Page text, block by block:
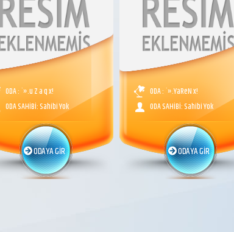
ODA : `».u Z a q x!
ODA SAHİBİ: Sahibi Yok
ODAYA GİR
ODA : `».YaReN x!
ODA SAHİBİ: Sahibi Yok
ODAYA GİR